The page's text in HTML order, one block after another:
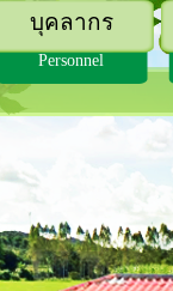
บุคลากร
Personnel